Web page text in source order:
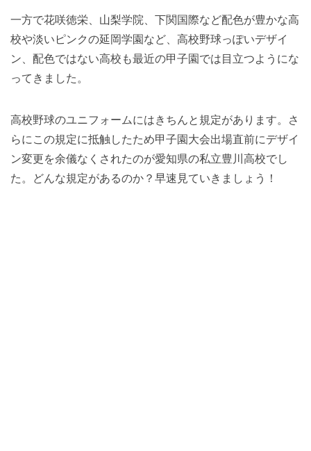
一方で花咲徳栄、山梨学院、下関国際など配色が豊かな高
校や淡いピンクの延岡学園など、高校野球っぽいデザイ
ン、配色ではない高校も最近の甲子園では目立つようにな
ってきました。
高校野球のユニフォームにはきちんと規定があります。さ
らにこの規定に抵触したため甲子園大会出場直前にデザイ
ン変更を余儀なくされたのが愛知県の私立豊川高校でし
た。どんな規定があるのか？早速見ていきましょう！